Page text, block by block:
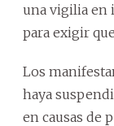
una vigilia en
para exigir
Los
haya
en causas de